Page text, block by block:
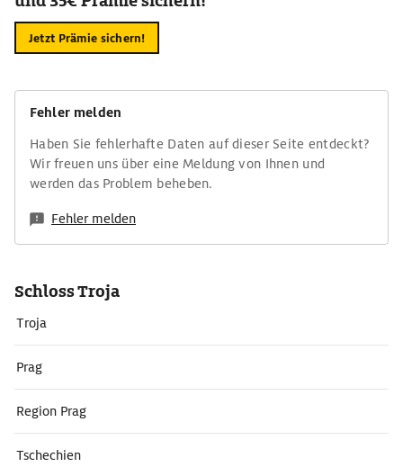
Jetzt Prämie sichern!
Fehler melden
Haben Sie fehlerhafte Daten auf dieser Seite entdeckt?
Wir freuen uns über eine Meldung von Ihnen und
werden das Problem beheben.
Fehler melden
Schloss Troja
Troja
Prag
Region Prag
Tschechien